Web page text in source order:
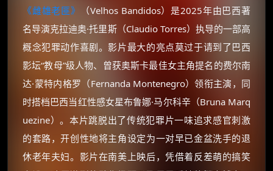
《雌雄老匪》
（Velhos Bandidos）是2025年由巴西著
名导演克拉迪奥·托里斯（Claudio Torres）执导的一部高
概念犯罪动作喜剧。影片最大的亮点莫过于请到了巴西
影坛“教母”级人物、曾获奥斯卡最佳女主角提名的费尔南
达·蒙特内格罗（Fernanda Montenegro）领衔主演，同
时搭档巴西当红性感女星布鲁娜·马尔科辛（Bruna Marq
uezine）。本片跳脱出了传统犯罪片一味追求感官刺激
的套路，开创性地将主角设定为一对早已金盆洗手的退
休老年夫妇。影片在南美上映后，凭借着反差萌的搞笑